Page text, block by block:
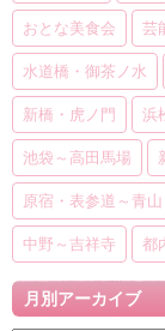
おとな美食会 芸
水道橋・御茶ノ水
新橋・虎ノ門 浜
池袋～高田馬場
原宿・表参道～青山
中野～吉祥寺 都
月別アーカイブ